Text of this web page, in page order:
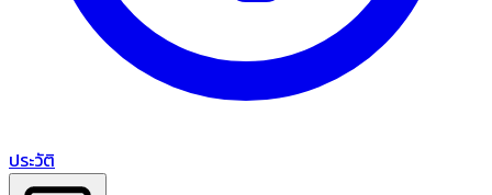
ประวัติ